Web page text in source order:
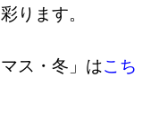
ります。
ス・冬」はこち